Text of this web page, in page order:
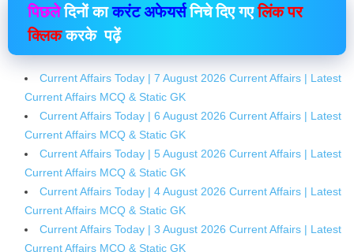
पिछलेदिनों काकरंट अफेयर्सनिचे दिए गएलिंक पर
क्लिककरके पढ़ें
Current Affairs Today | 7 August 2026 Current Affairs | Latest
Current Affairs MCQ & Static GK
Current Affairs Today | 6 August 2026 Current Affairs | Latest
Current Affairs MCQ & Static GK
Current Affairs Today | 5 August 2026 Current Affairs | Latest
Current Affairs MCQ & Static GK
Current Affairs Today | 4 August 2026 Current Affairs | Latest
Current Affairs MCQ & Static GK
Current Affairs Today | 3 August 2026 Current Affairs | Latest
Current Affairs MCQ & Static GK